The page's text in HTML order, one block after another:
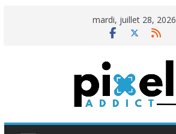
mardi, juillet 28, 2026